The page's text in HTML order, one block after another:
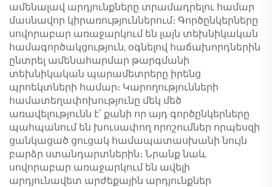
ամենալավ արդյունքները տրամադրելու համար
մասնավոր կիրառություններում։ Գործընկերները
սովորաբար առաջարկում են լայն տեխնիկական
համագործակցություն, օգնելով հաճախորդներին
ընտրել ամենահարմար թարգմանի
տեխնիկական պարամետրերը իրենց
պրոեկտների համար։ Կարողությունների
համատեղափոխությունը մեկ մեծ
առավելությունն է՝ քանի որ այդ գործընկերները
պահպանում են խուսափող որոշումներ որպեսզի
ցանկացած ցուցակ համապատասխանի նույն
բարձր ստանդարտներին։ Նրանք նաև
սովորաբար առաջարկում են ավելի
արդյունավետ արժեքային արդյունքներ